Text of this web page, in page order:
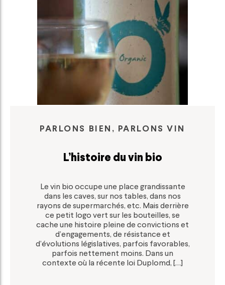
PARLONS BIEN, PARLONS VIN
L’histoire du vin bio
Le vin bio occupe une place grandissante
dans les caves, sur nos tables, dans nos
rayons de supermarchés, etc. Mais derrière
ce petit logo vert sur les bouteilles, se
cache une histoire pleine de convictions et
d’engagements, de résistance et
d’évolutions législatives, parfois favorables,
parfois nettement moins. Dans un
contexte où la récente loi Duplomd, […]